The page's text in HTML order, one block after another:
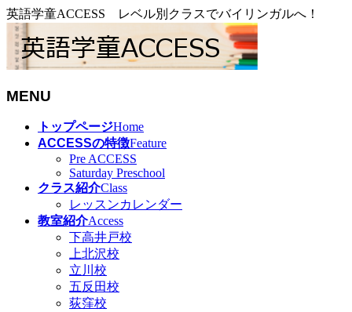
英語学童ACCESS レベル別クラスでバイリンガルへ！
MENU
トップページHome
ACCESSの特徴Feature
Pre ACCESS
Saturday Preschool
クラス紹介Class
レッスンカレンダー
教室紹介Access
下高井戸校
上北沢校
立川校
五反田校
荻窪校